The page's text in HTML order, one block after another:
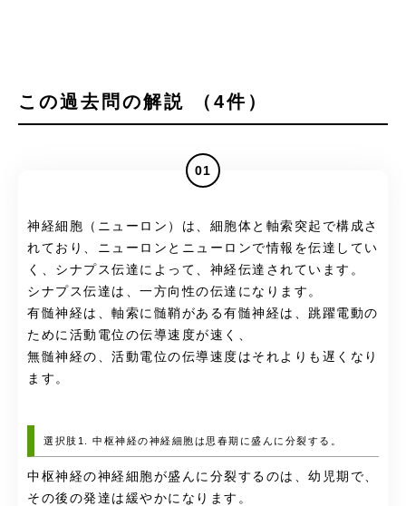
この過去問の解説 （4件）
01
神経細胞（ニューロン）は、細胞体と軸索突起で構成さ
れており、ニューロンとニューロンで情報を伝達してい
く、シナプス伝達によって、神経伝達されています。
シナプス伝達は、一方向性の伝達になります。
有髄神経は、軸索に髄鞘がある有髄神経は、跳躍電動の
ために活動電位の伝導速度が速く、
無髄神経の、活動電位の伝導速度はそれよりも遅くなり
ます。
選択肢1. 中枢神経の神経細胞は思春期に盛んに分裂する。
中枢神経の神経細胞が盛んに分裂するのは、幼児期で、
その後の発達は緩やかになります。